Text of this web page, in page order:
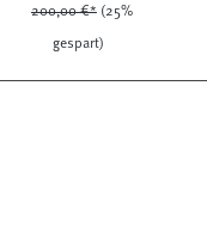
200,00 €* (25%
gespart)